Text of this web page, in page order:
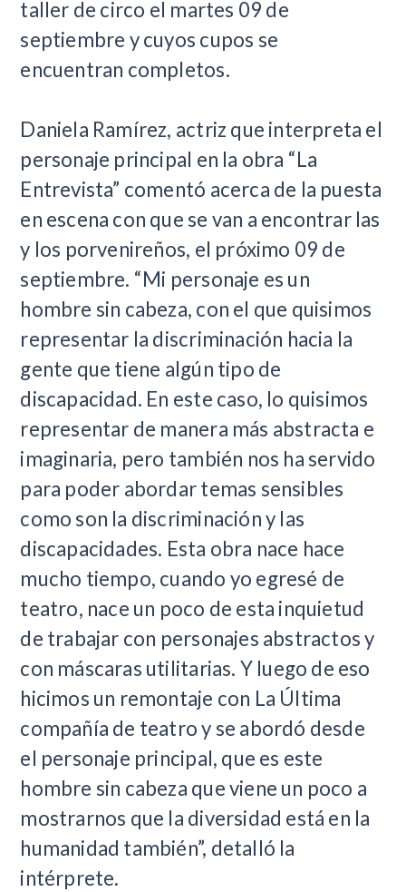
taller de circo el martes 09 de
septiembre y cuyos cupos se
encuentran completos.
Daniela Ramírez, actriz que interpreta el
personaje principal en la obra “La
Entrevista” comentó acerca de la puesta
en escena con que se van a encontrar las
y los porvenireños, el próximo 09 de
septiembre. “Mi personaje es un
hombre sin cabeza, con el que quisimos
representar la discriminación hacia la
gente que tiene algún tipo de
discapacidad. En este caso, lo quisimos
representar de manera más abstracta e
imaginaria, pero también nos ha servido
para poder abordar temas sensibles
como son la discriminación y las
discapacidades. Esta obra nace hace
mucho tiempo, cuando yo egresé de
teatro, nace un poco de esta inquietud
de trabajar con personajes abstractos y
con máscaras utilitarias. Y luego de eso
hicimos un remontaje con La Última
compañía de teatro y se abordó desde
el personaje principal, que es este
hombre sin cabeza que viene un poco a
mostrarnos que la diversidad está en la
humanidad también”, detalló la
intérprete.